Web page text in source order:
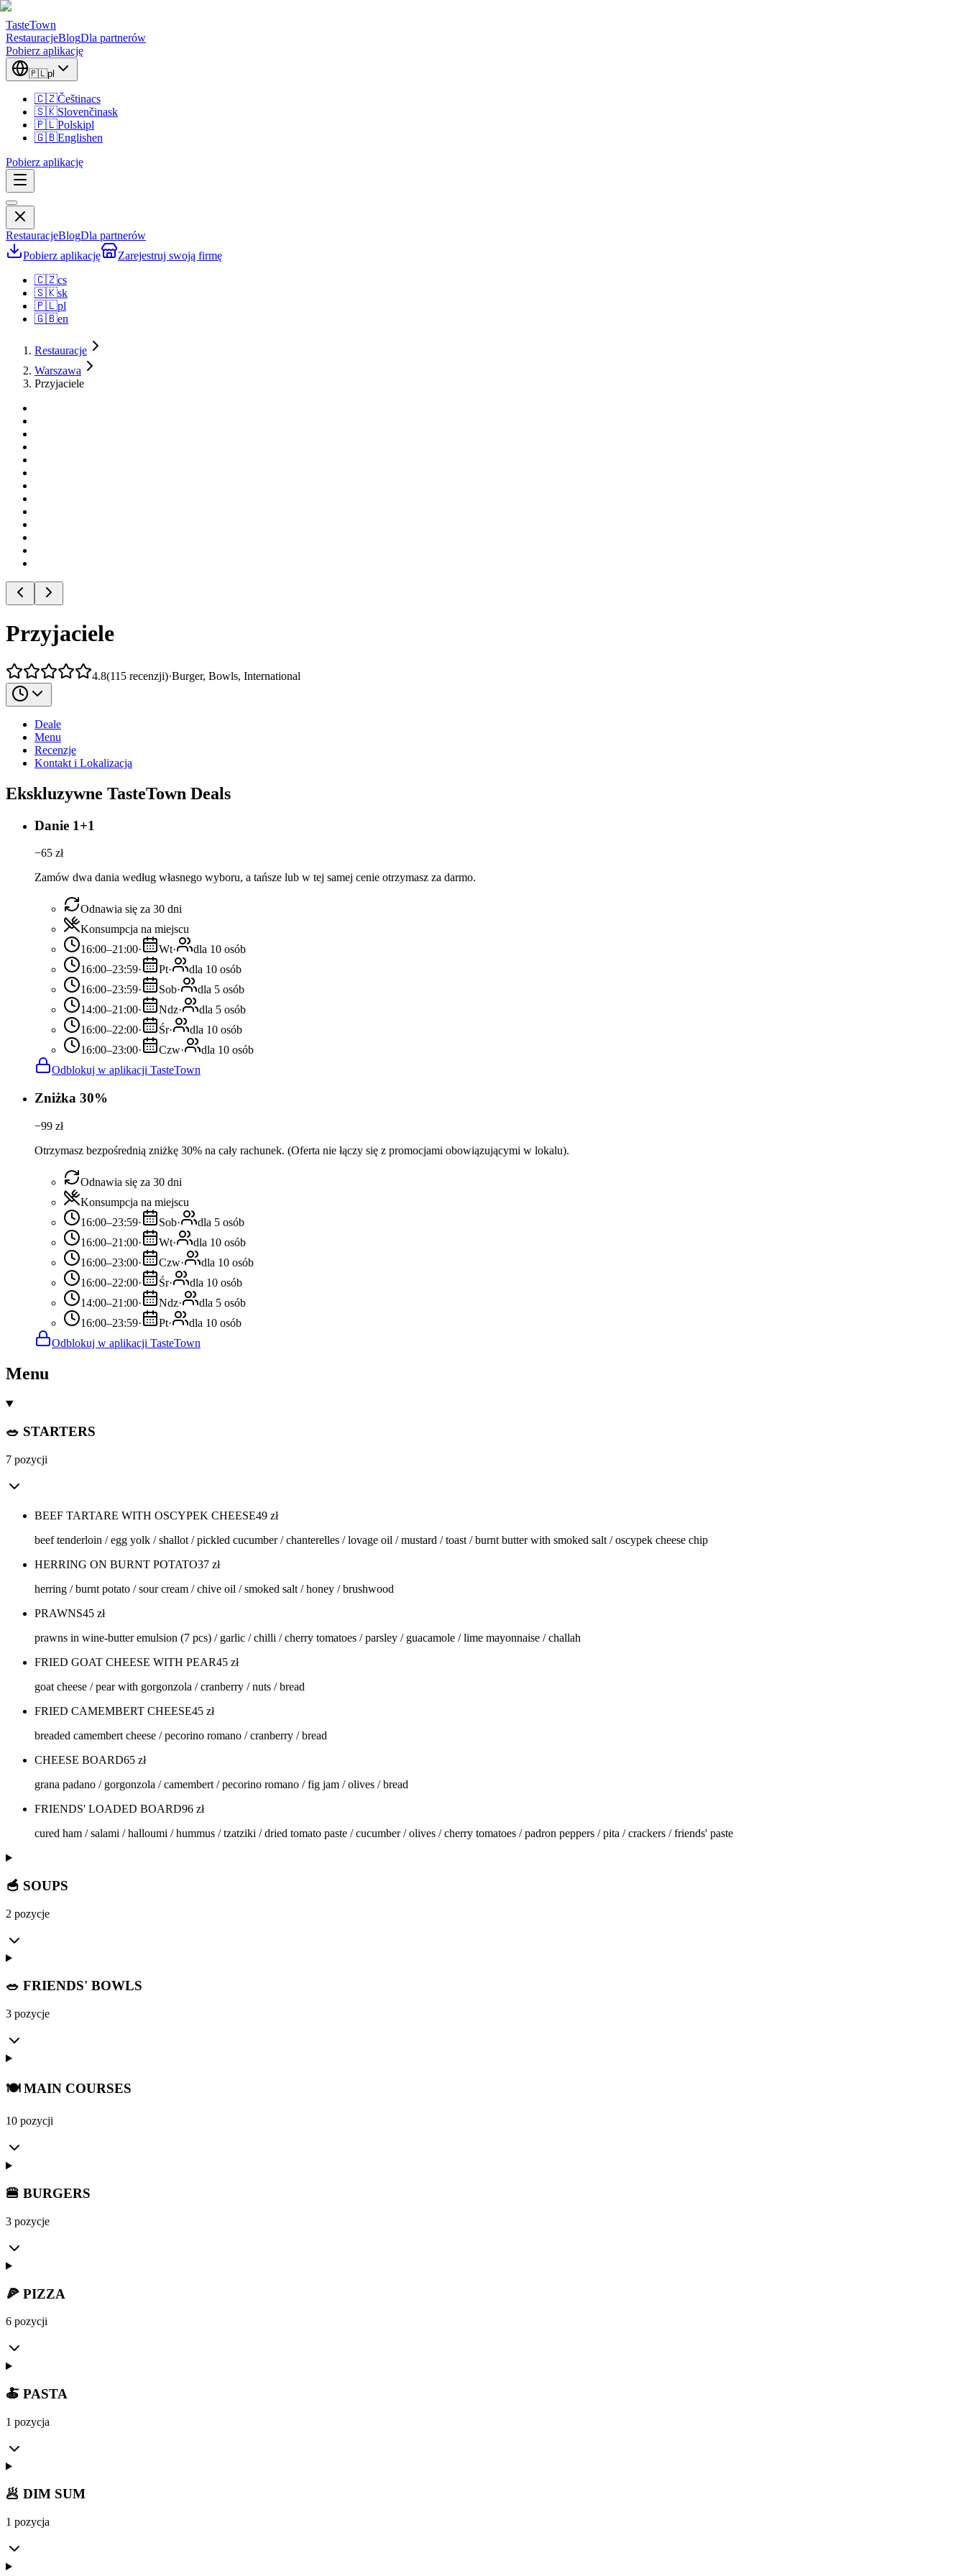
TasteTown
RestauracjeBlogDla partnerów
Pobierz aplikację
🇵🇱pl
🇨🇿Češtinacs
🇸🇰Slovenčinask
🇵🇱Polskipl
🇬🇧Englishen
Pobierz aplikację
RestauracjeBlogDla partnerów
Pobierz aplikację
Zarejestruj swoją firmę
🇨🇿cs
🇸🇰sk
🇵🇱pl
🇬🇧en
Restauracje
Warszawa
Przyjaciele
Przyjaciele
4.8(115 recenzji)·Burger, Bowls, International
Deale
Menu
Recenzje
Kontakt i Lokalizacja
Ekskluzywne TasteTown Deals
Danie 1+1
−65 zł
Zamów dwa dania według własnego wyboru, a tańsze lub w tej samej cenie otrzymasz za darmo.
Odnawia się za 30 dni
Konsumpcja na miejscu
16:00–21:00· Wt·
dla 10 osób
16:00–23:59· Pt·
dla 10 osób
16:00–23:59· Sob·
dla 5 osób
14:00–21:00· Ndz·
dla 5 osób
16:00–22:00· Śr·
dla 10 osób
16:00–23:00· Czw·
dla 10 osób
Odblokuj w aplikacji TasteTown
Zniżka 30%
−99 zł
Otrzymasz bezpośrednią zniżkę 30% na cały rachunek. (Oferta nie łączy się z promocjami obowiązującymi w lokalu).
Odnawia się za 30 dni
Konsumpcja na miejscu
16:00–23:59· Sob·
dla 5 osób
16:00–21:00· Wt·
dla 10 osób
16:00–23:00· Czw·
dla 10 osób
16:00–22:00· Śr·
dla 10 osób
14:00–21:00· Ndz·
dla 5 osób
16:00–23:59· Pt·
dla 10 osób
Odblokuj w aplikacji TasteTown
Menu
🥗 STARTERS
7 pozycji
BEEF TARTARE WITH OSCYPEK CHEESE49 zł
beef tenderloin / egg yolk / shallot / pickled cucumber / chanterelles / lovage oil / mustard / toast / burnt butter with smoked salt / oscypek cheese chip
HERRING ON BURNT POTATO37 zł
herring / burnt potato / sour cream / chive oil / smoked salt / honey / brushwood
PRAWNS45 zł
prawns in wine-butter emulsion (7 pcs) / garlic / chilli / cherry tomatoes / parsley / guacamole / lime mayonnaise / challah
FRIED GOAT CHEESE WITH PEAR45 zł
goat cheese / pear with gorgonzola / cranberry / nuts / bread
FRIED CAMEMBERT CHEESE45 zł
breaded camembert cheese / pecorino romano / cranberry / bread
CHEESE BOARD65 zł
grana padano / gorgonzola / camembert / pecorino romano / fig jam / olives / bread
FRIENDS' LOADED BOARD96 zł
cured ham / salami / halloumi / hummus / tzatziki / dried tomato paste / cucumber / olives / cherry tomatoes / padron peppers / pita / crackers / friends' paste
🥣 SOUPS
2 pozycje
🥗 FRIENDS' BOWLS
3 pozycje
🍽️ MAIN COURSES
10 pozycji
🍔 BURGERS
3 pozycje
🍕 PIZZA
6 pozycji
🍝 PASTA
1 pozycja
🥟 DIM SUM
1 pozycja